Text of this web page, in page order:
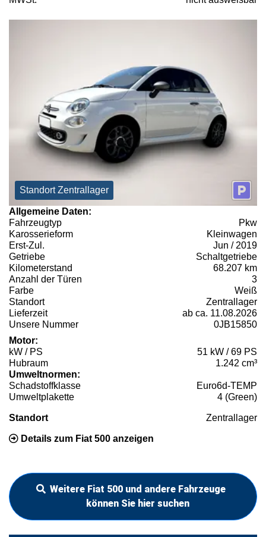
Standort Zentrallager
Allgemeine Daten:
Fahrzeugtyp
Pkw
Karosserieform
Kleinwagen
Erst-Zul.
Jun / 2019
Getriebe
Schaltgetriebe
Kilometerstand
68.207 km
Anzahl der Türen
3
Farbe
Weiß
Standort
Zentrallager
Lieferzeit
ab ca. 11.08.2026
Unsere Nummer
0JB15850
Motor:
kW / PS
51 kW / 69 PS
Hubraum
1.242 cm³
Umweltnormen:
Schadstoffklasse
Euro6d-TEMP
Umweltplakette
4 (Green)
Standort Zentrallager
Details zum Fiat 500 anzeigen
Weitere Fiat 500 und andere Fahrzeuge
können Sie hier suchen